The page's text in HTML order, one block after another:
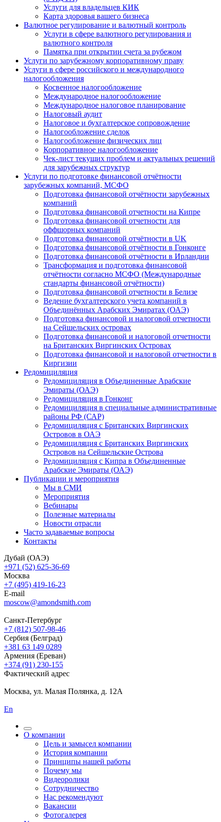
Услуги для владельцев КИК
Карта здоровья вашего бизнеса
Валютное регулирование и валютный контроль
Услуги в сфере валютного регулирования и
валютного контроля
Памятка при открытии счета за рубежом
Услуги по зарубежному корпоративному праву
Услуги в сфере российского и международного
налогообложения
Косвенное налогообложение
Международное налогообложение
Международное налоговое планирование
Налоговый аудит
Налоговое и бухгалтерское сопровождение
Налогообложение сделок
Налогообложение физических лиц
Корпоративное налогообложение
Чек-лист текущих проблем и актуальных решений
для зарубежных структур
Услуги по подготовке финансовой отчётности
зарубежных компаний, МСФО
Подготовка финансовой отчётности зарубежных
компаний
Подготовка финансовой отчетности на Кипре
Подготовка финансовой отчетности для
оффшорных компаний
Подготовка финансовой отчётности в UK
Подготовка финансовой отчётности в Гонконге
Подготовка финансовой отчётности в Ирландии
Трансформация и подготовка финансовой
отчётности согласно МСФО (Международные
стандарты финансовой отчётности)
Подготовка финансовой отчетности в Белизе
Ведение бухгалтерского учета компаний в
Объединённых Арабских Эмиратах (ОАЭ)
Подготовка финансовой и налоговой отчетности
на Сейшельских островах
Подготовка финансовой и налоговой отчетности
на Британских Виргинских Островах
Подготовка финансовой и налоговой отчетности в
Киргизии
Редомициляция
Редомициляция в Объединенные Арабские
Эмираты (ОАЭ)
Редомициляция в Гонконг
Редомициляция в специальные административные
районы РФ (САР)
Редомициляция с Британских Виргинских
Островов в ОАЭ
Редомициляция с Британских Виргинских
Островов на Сейшельские Острова
Редомициляция с Кипра в Объединенные
Арабские Эмираты (ОАЭ)
Публикации и мероприятия
Мы в СМИ
Мероприятия
Вебинары
Полезные материалы
Новости отрасли
Часто задаваемые вопросы
Контакты
Дубай (ОАЭ)
+971 (52) 625-36-69
Москва
+7 (495) 419-16-23
E-mail
moscow@amondsmith.com
Санкт-Петербург
+7 (812) 507-98-46
Сербия (Белград)
+381 63 149 0289
Армения (Ереван)
+374 (91) 230-155
Фактический адрес
Москва, ул. Малая Полянка, д. 12А
En
О компании
Цель и замысел компании
История компании
Принципы нашей работы
Почему мы
Видеоролики
Сотрудничество
Нас рекомендуют
Вакансии
Фотогалерея